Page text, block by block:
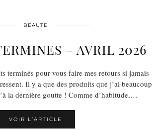
BEAUTE
– AVRIL 2026
terminés pour vous faire mes retours si jamais
Il y a que des produits que j’ai beaucoup
la dernière goutte ! Comme d’habitude,…
VOIR L’ARTICLE